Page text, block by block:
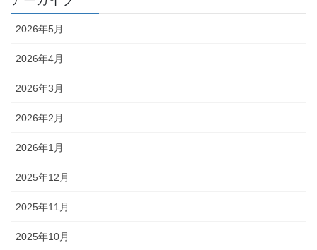
2026年5月
2026年4月
2026年3月
2026年2月
2026年1月
2025年12月
2025年11月
2025年10月